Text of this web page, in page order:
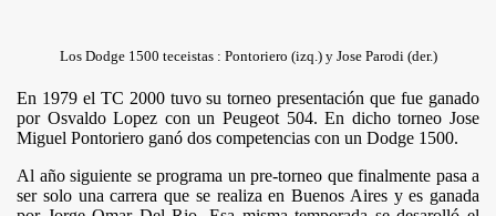
Los Dodge 1500 teceistas : Pontoriero (izq.) y Jose Parodi (der.)
En 1979 el TC 2000 tuvo su torneo presentación que fue ganado
por Osvaldo Lopez con un Peugeot 504. En dicho torneo Jose
Miguel Pontoriero ganó dos competencias con un Dodge 1500.
Al año siguiente se programa un pre-torneo que finalmente pasa a
ser solo una carrera que se realiza en Buenos Aires y es ganada